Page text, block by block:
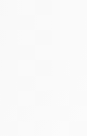
système d’annonces